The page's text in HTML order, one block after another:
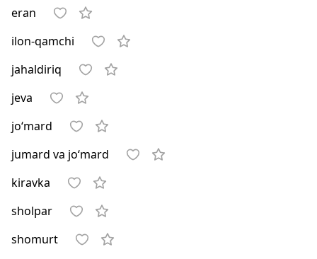
eran
ilon-qamchi
jahaldiriq
jeva
jo‘mard
jumard va jo‘mard
kiravka
sholpar
shomurt